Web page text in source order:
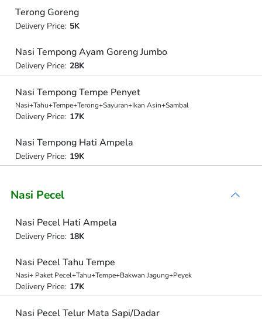
Terong Goreng
Delivery Price: 5K
Nasi Tempong Ayam Goreng Jumbo
Delivery Price: 28K
Nasi Tempong Tempe Penyet
Nasi+Tahu+Tempe+Terong+Sayuran+Ikan Asin+Sambal
Delivery Price: 17K
Nasi Tempong Hati Ampela
Delivery Price: 19K
Nasi Pecel
Nasi Pecel Hati Ampela
Delivery Price: 18K
Nasi Pecel Tahu Tempe
Nasi+ Paket Pecel+Tahu+Tempe+Bakwan Jagung+Peyek
Delivery Price: 17K
Nasi Pecel Telur Mata Sapi/Dadar